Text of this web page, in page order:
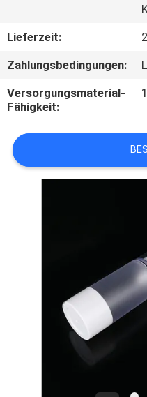
UNS
IN
VERBINDUNG
FORDERN
SIE
PRIVACY
POLICY
Lieferzeit:
Zahlungsbedingungen:
Versorgungsmaterial-
Fähigkeit: